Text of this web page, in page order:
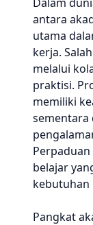
antara
utama
kerja.
melalui
praktisi.
memiliki
sementara
belajar
kebutuhan
Pangkat